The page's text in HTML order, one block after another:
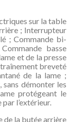
sur la table
; Interrupteur
; Commande bi-
basse
et de la presse
breveté
de la lame ;
sans démonter les
protégeant le
l’extérieur.
de la butée arrière